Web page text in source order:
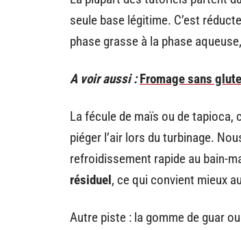
seule base légitime. C’est
phase grasse à la phase
A voir aussi : Fromage sans
La fécule de maïs ou de
piéger l’air lors du turbinage.
refroidissement rapide au bain-
résiduel, ce qui convient mieux
Autre piste : la gomme de guar